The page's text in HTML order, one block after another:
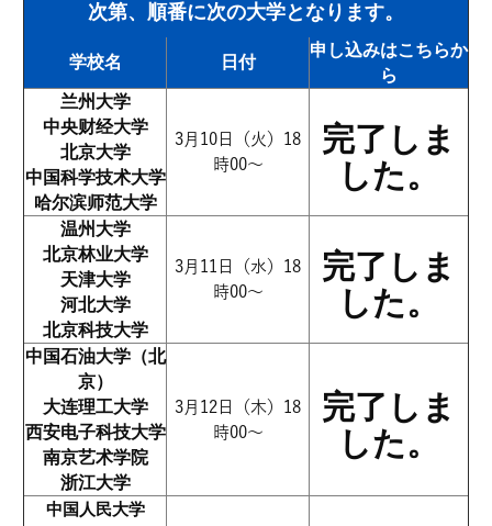
次第、順番に次の大学となります。
学校名 日付
申し込みはこちらか
ら
兰州大学
中央财经大学
北京大学
中国科学技术大学
哈尔滨师范大学
3月10日（火）18
時00～
完了しま
した。
温州大学
北京林业大学
天津大学
河北大学
北京科技大学
3月11日（水）18
時00～
完了しま
した。
中国石油大学（北
京）
大连理工大学
西安电子科技大学
南京艺术学院
浙江大学
3月12日（木）18
時00～
完了しま
した。
中国人民大学